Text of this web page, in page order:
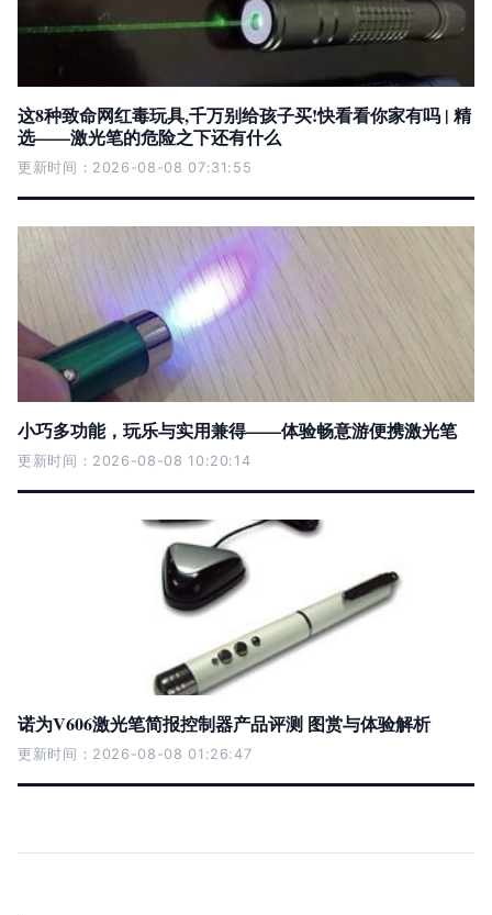
这8种致命网红毒玩具,千万别给孩子买!快看看你家有吗 | 精
选——激光笔的危险之下还有什么
更新时间：2026-08-08 07:31:55
小巧多功能，玩乐与实用兼得——体验畅意游便携激光笔
更新时间：2026-08-08 10:20:14
诺为V606激光笔简报控制器产品评测 图赏与体验解析
更新时间：2026-08-08 01:26:47